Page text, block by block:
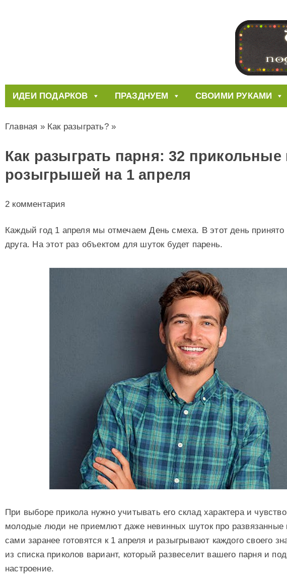
ИДЕИ ПОДАРКОВ ПРАЗДНУЕМ СВОИМИ РУКАМИ
Главная » Как разыграть? »
Как разыграть парня: 32 прикольные
розыгрышей на 1 апреля
2 комментария
Каждый год 1 апреля мы отмечаем День смеха. В этот день принято
друга. На этот раз объектом для шуток будет парень.
При выборе прикола нужно учитывать его склад характера и
молодые люди не приемлют даже невинных шуток про развязанные
сами заранее готовятся к 1 апреля и разыгрывают каждого своего
из списка приколов вариант, который развеселит вашего парня и
настроение.